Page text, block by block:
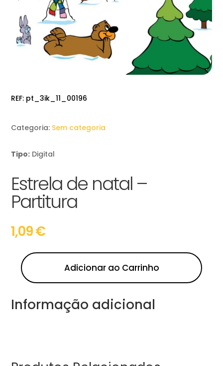
REF: pt_3ik_11_00196
Categoria: Sem categoria
Tipo: Digital
Estrela de natal –
Partitura
1,09€
Adicionar ao Carrinho
Informação adicional